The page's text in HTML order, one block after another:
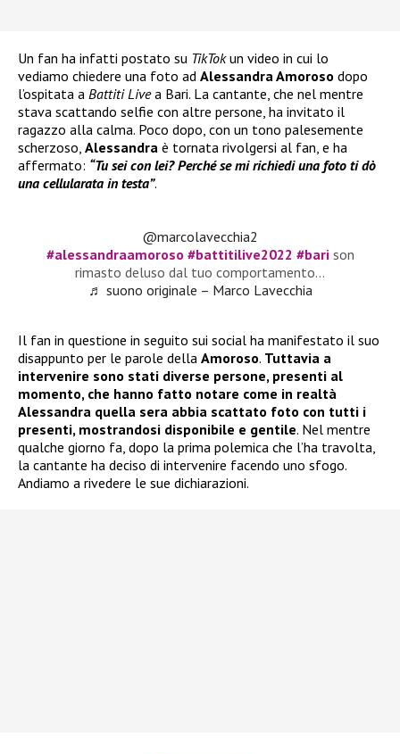
Un fan ha infatti postato su TikTokun video in cui lo
vediamo chiedere una foto ad Alessandra Amoroso dopo
l’ospitata a Battiti Livea Bari. La cantante, che nel mentre
stava scattando selfie con altre persone, ha invitato il
ragazzo alla calma. Poco dopo, con un tono palesemente
scherzoso, Alessandra è tornata rivolgersi al fan, e ha
affermato: “Tu sei con lei? Perché se mi richiedi una foto ti dò
una cellularata in testa”.
@marcolavecchia2
#alessandraamoroso #battitilive2022 #barison
rimasto deluso dal tuo comportamento…
♬ suono originale – Marco Lavecchia
Il fan in questione in seguito sui social ha manifestato il suo
disappunto per le parole della Amoroso. Tuttavia a
intervenire sono stati diverse persone, presenti al
momento, che hanno fatto notare come in realtà
Alessandra quella sera abbia scattato foto con tutti i
presenti, mostrandosi disponibile e gentile. Nel mentre
qualche giorno fa, dopo la prima polemica che l’ha travolta,
la cantante ha deciso di intervenire facendo uno sfogo.
Andiamo a rivedere le sue dichiarazioni.